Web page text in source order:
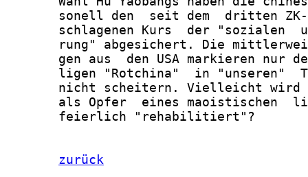
sonell den  seit dem  dritten
schlagenen Kurs  der "sozialen
rung" abgesichert. Die
gen aus  den USA markieren nur
ligen "Rotchina"  in "unseren"
nicht scheitern. Vielleicht
als Opfer  eines maoistischen
       feierlich "rehabilitiert"?
zurück